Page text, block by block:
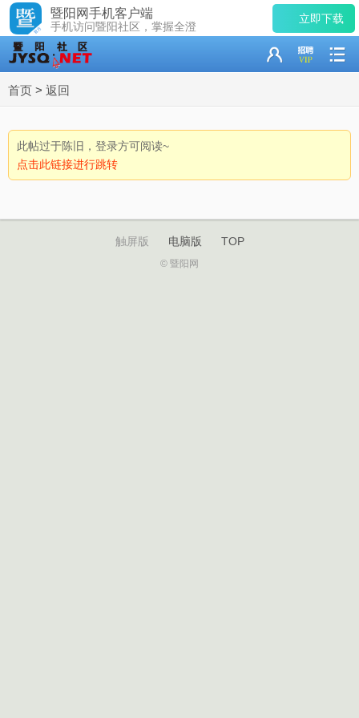
暨阳网手机客户端
手机访问暨阳社区，掌握全澄
立即下载
首页 > 返回
此帖过于陈旧，登录方可阅读~
点击此链接进行跳转
触屏版 电脑版 TOP
© 暨阳网